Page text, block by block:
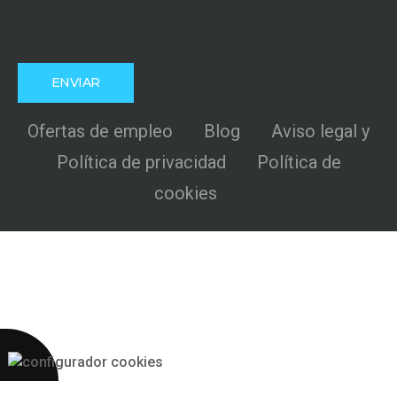
Ofertas de empleo Blog
Aviso legal y
Política de privacidad
Política de
cookies